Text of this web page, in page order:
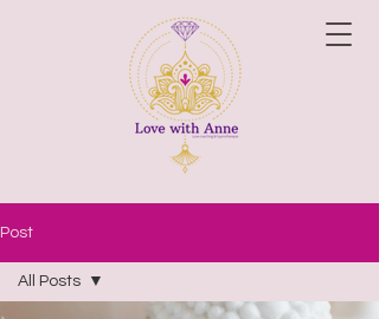
Post
All Posts